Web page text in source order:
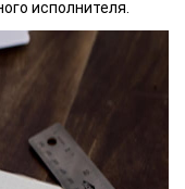
исполнителя.